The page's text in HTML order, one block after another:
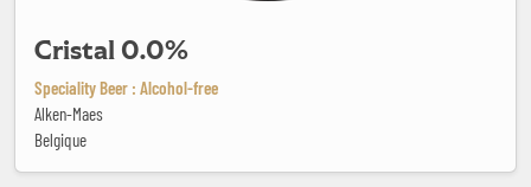
Cristal 0.0%
Speciality Beer : Alcohol-free
Alken-Maes
Belgique